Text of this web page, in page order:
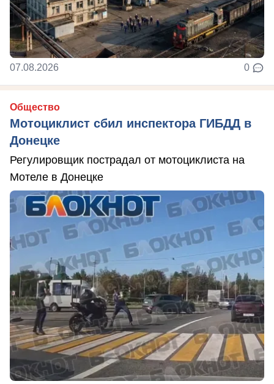
07.08.2026 0
Общество
Мотоциклист сбил инспектора ГИБДД в
Донецке
Регулировщик пострадал от мотоциклиста на
Мотеле в Донецке